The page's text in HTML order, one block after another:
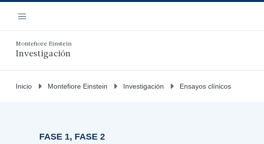
contenido
principal
Navegación
Menú
Montefiore Einstein
Investigación
Inicio Montefiore Einstein Investigación Ensayos clínicos
FASE 1, FASE 2